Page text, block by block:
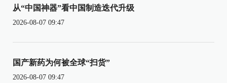
从“中国神器”看中国制造迭代升级
2026-08-07 09:47
国产新药为何被全球“扫货”
2026-08-07 09:47